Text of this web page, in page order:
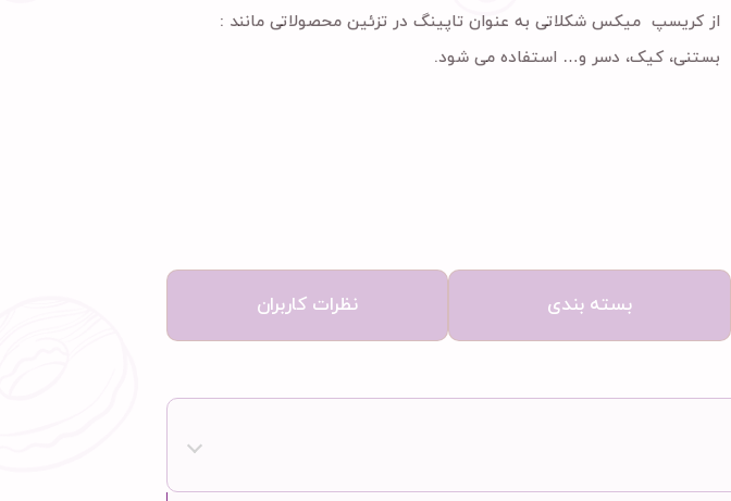
از کریسپ میکس شکلاتی به عنوان تاپینگ در تزئین محصولاتی مانند :
بستنی، کیک، دسر و… استفاده می شود.
بسته بندی نظرات کاربران